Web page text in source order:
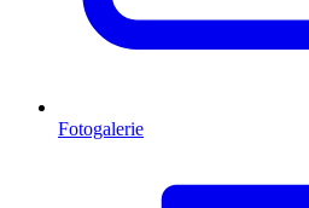
Fotogalerie